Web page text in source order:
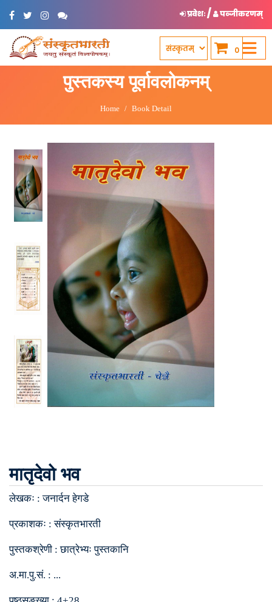
प्रवेशः/ पञ्जीकरणम्
0
पुस्तकस्य पूर्वावलोकनम्
Home Book Detail
मातृदेवो भव
लेखकः :जनार्दन हेगडे
प्रकाशकः :संस्कृतभारती
पुस्तकश्रेणी :छात्रेभ्यः पुस्तकानि
अ.मा.पु.सं. : ...